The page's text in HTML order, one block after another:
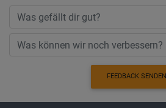
FEEDBACK SENDEN